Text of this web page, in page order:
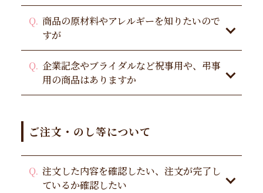
商品の原材料やアレルギーを知りたいので
すが
企業記念やブライダルなど祝事用や、弔事
用の商品はありますか
ご注文・のし等について
注文した内容を確認したい、注文が完了し
ているか確認したい